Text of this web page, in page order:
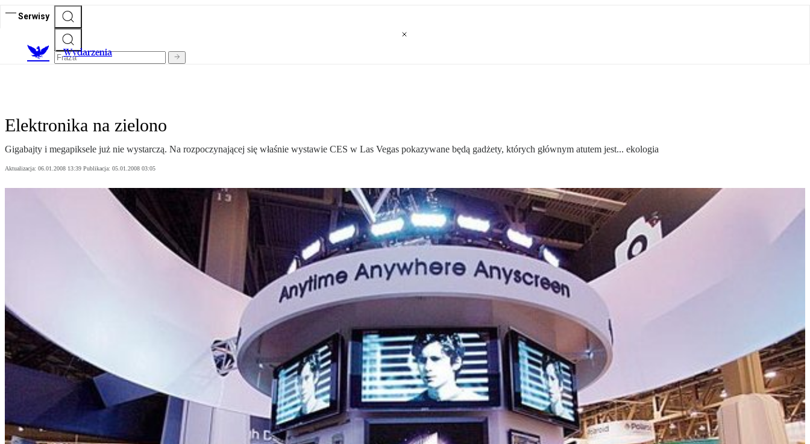
Serwisy
Wydarzenia
Elektronika na zielono
Gigabajty i megapiksele już nie wystarczą. Na rozpoczynającej się właśnie wystawie CES w Las Vegas pokazywane będą gadżety, których głównym atutem jest... ekologia
Aktualizacja: 06.01.2008 13:39 Publikacja: 05.01.2008 03:05